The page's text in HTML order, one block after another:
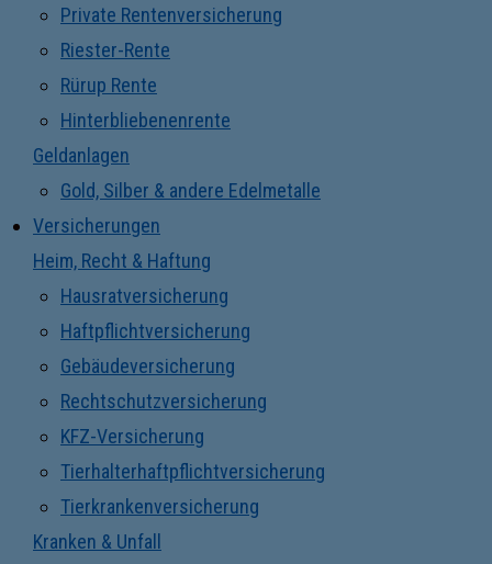
Private Rentenversicherung
Riester-Rente
Rürup Rente
Hinterbliebenenrente
Geldanlagen
Gold, Silber & andere Edelmetalle
Versicherungen
Heim, Recht & Haftung
Hausratversicherung
Haftpflichtversicherung
Gebäudeversicherung
Rechtschutzversicherung
KFZ-Versicherung
Tierhalterhaftpflichtversicherung
Tierkrankenversicherung
Kranken & Unfall